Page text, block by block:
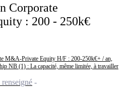
Corporate
: 200 - 250k€
M&A-Private Equity H/F : 200-250k€+ / an,
NB (1) : La capacité, même limitée, à travailler